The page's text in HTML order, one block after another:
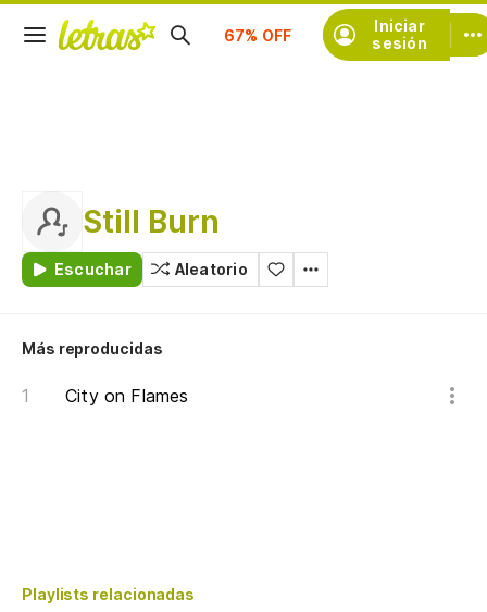
Iniciar
sesión
Suscríbete
Still Burn
Escuchar Aleatorio
Más reproducidas
City on Flames
Playlists relacionadas